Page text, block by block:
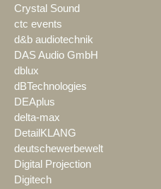
Crystal Sound
ctc events
d&b audiotechnik
DAS Audio GmbH
dblux
dBTechnologies
DEAplus
delta-max
DetailKLANG
deutschewerbewelt
Digital Projection
Digitech